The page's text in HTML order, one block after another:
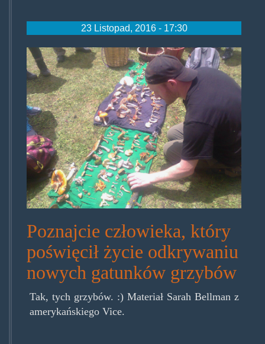
23 Listopad, 2016 - 17:30
alanrockefeller.jpg
Poznajcie człowieka, który
poświęcił życie odkrywaniu
nowych gatunków grzybów
Tak, tych grzybów. :) Materiał Sarah Bellman z
amerykańskiego Vice.